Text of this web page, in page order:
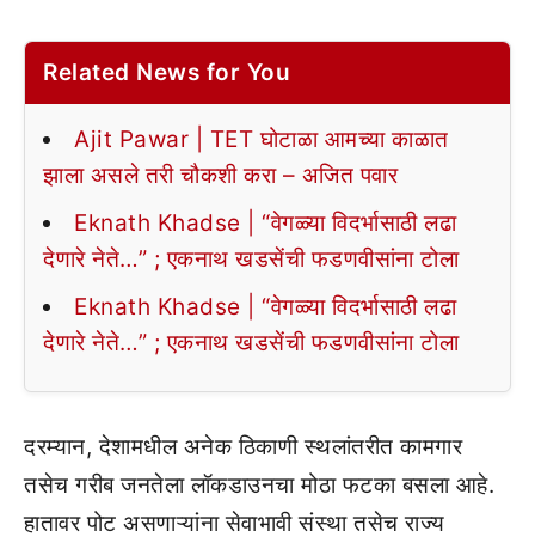
Related News for You
Ajit Pawar | TET घोटाळा आमच्या काळात
झाला असले तरी चौकशी करा – अजित पवार
Eknath Khadse | “वेगळ्या विदर्भासाठी लढा
देणारे नेते…” ; एकनाथ खडसेंची फडणवीसांना टोला
Eknath Khadse | “वेगळ्या विदर्भासाठी लढा
देणारे नेते…” ; एकनाथ खडसेंची फडणवीसांना टोला
दरम्यान, देशामधील अनेक ठिकाणी स्थलांतरीत कामगार
तसेच गरीब जनतेला लॉकडाउनचा मोठा फटका बसला आहे.
हातावर पोट असणाऱ्यांना सेवाभावी संस्था तसेच राज्य